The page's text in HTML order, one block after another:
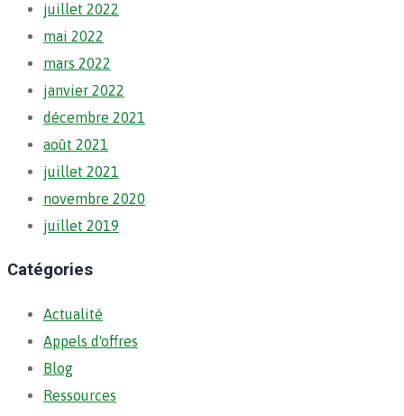
juillet 2022
mai 2022
mars 2022
janvier 2022
décembre 2021
août 2021
juillet 2021
novembre 2020
juillet 2019
Catégories
Actualité
Appels d'offres
Blog
Ressources